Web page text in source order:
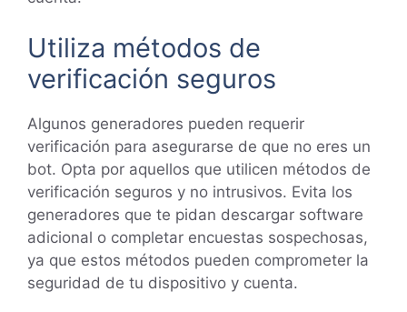
Utiliza métodos de
verificación seguros
Algunos generadores pueden requerir
verificación para asegurarse de que no eres un
bot. Opta por aquellos que utilicen métodos de
verificación seguros y no intrusivos. Evita los
generadores que te pidan descargar software
adicional o completar encuestas sospechosas,
ya que estos métodos pueden comprometer la
seguridad de tu dispositivo y cuenta.